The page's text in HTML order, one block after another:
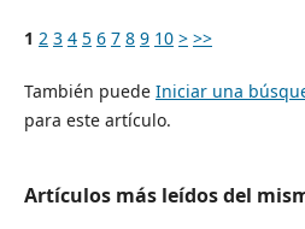
1 2 3 4 5 6 7 8 9 10 > >>
También puede Iniciar una
para este artículo.
Artículos más leídos del